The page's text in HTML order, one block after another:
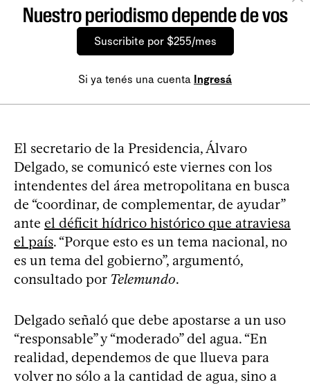
Nuestro periodismo depende de vos
Suscribite por $255/mes
Si ya tenés una cuenta Ingresá
El secretario de la Presidencia, Álvaro
Delgado, se comunicó este viernes con los
intendentes del área metropolitana en busca
de “coordinar, de complementar, de ayudar”
ante el déficit hídrico histórico que atraviesa
el país. “Porque esto es un tema nacional, no
es un tema del gobierno”, argumentó,
consultado por Telemundo.
Delgado señaló que debe apostarse a un uso
“responsable” y “moderado” del agua. “En
realidad, dependemos de que llueva para
volver no sólo a la cantidad de agua, sino a